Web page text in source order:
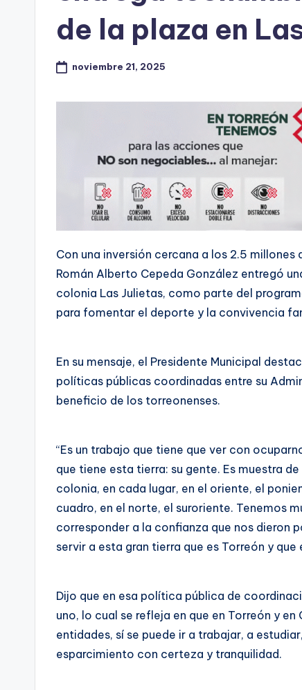
de la plaza en
noviembre 21, 2025
Con una inversión cercana a los 2.5
Román Alberto Cepeda González entregó
colonia Las Julietas, como parte del
para fomentar el deporte y la convivencia
En su mensaje, el Presidente Municipal
políticas públicas coordinadas entre su
beneficio de los torreonenses.
“Es un trabajo que tiene que ver con
que tiene esta tierra: su gente. Es muestra
colonia, en cada lugar, en el oriente, el
cuadro, en el norte, el suroriente. Tenemos
corresponder a la confianza que nos dieron
servir a esta gran tierra que es Torreón y que
Dijo que en esa política pública de
uno, lo cual se refleja en que en Torreón y
entidades, sí se puede ir a trabajar, a
esparcimiento con certeza y tranquilidad.